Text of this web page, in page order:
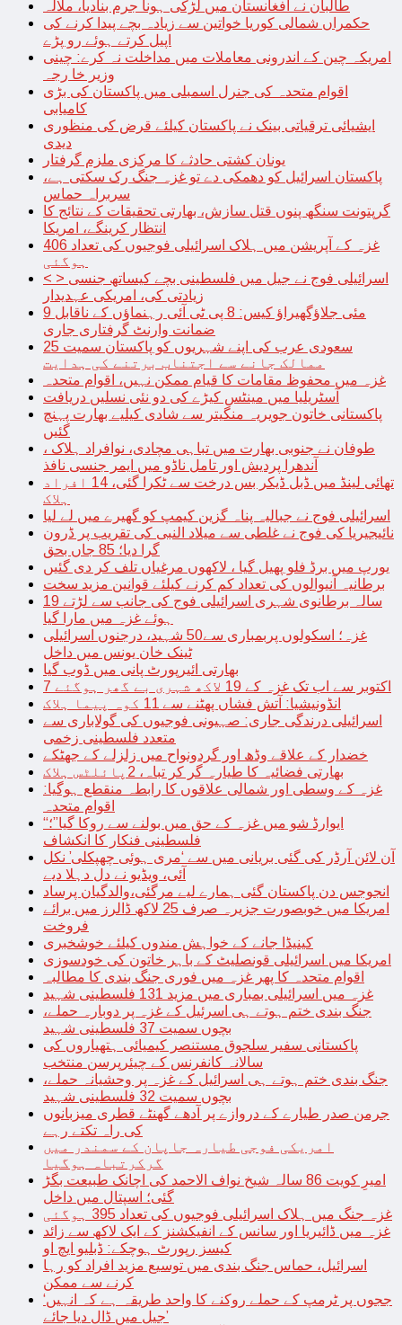
طالبان نے افغانستان میں لڑکی ہونا جرم بنادیا، ملالہ
حکمراں شمالی کوریا خواتین سے زیادہ بچے پیدا کرنے کی
اپیل کرتے ہوئے رو پڑے
امریکہ چین کے اندرونی معاملات میں مداخلت نہ کرے: چینی
وزیر خا رجہ
اقوام متحدہ کی جنرل اسمبلی میں پاکستان کی بڑی
کامیابی
ایشیائی ترقیاتی بینک نے پاکستان کیلئے قرض کی منظوری
دیدی
یونان کشتی حادثے کا مرکزی ملزم گرفتار
پاکستان اسرائیل کو دھمکی دے تو غزہ جنگ رک سکتی ہے،
سربراہ حماس
گرپتونت سنگھ پنوں قتل سازش، بھارتی تحقیقات کے نتائج کا
انتظار کرینگے، امریکا
غزہ کے آپریشن میں ہلاک اسرائیلی فوجیوں کی تعداد 406
ہوگئی
< > اسرائیلی فوج نے جیل میں فلسطینی بچے کیساتھ جنسی
زیادتی کی، امریکی عہدیدار
9 مئی جلاؤگھیراؤ کیس: 8 پی ٹی آئی رہنماؤں کے ناقابل
ضمانت وارنٹ گرفتاری جاری
سعودی عرب کی اپنے شہریوں کو پاکستان سمیت 25
ممالک جانے سے اجتناب برتنے کی ہدایت
غزہ میں محفوظ مقامات کا قیام ممکن نہیں، اقوام متحدہ
آسٹریلیا میں مینٹس کیڑے کی دو نئی نسلیں دریافت
پاکستانی خاتون جویریہ منگیتر سے شادی کیلیے بھارت پہنچ
گئیں
طوفان نے جنوبی بھارت میں تباہی مچادی، نوافراد ہلاک ،
آندھرا پردیش اور تامل ناڈو میں ایمر جنسی نافذ
تھائی لینڈ میں ڈبل ڈیکر بس درخت سے ٹکرا گئی، 14 افراد
ہلاک
اسرائیلی فوج نے جبالیہ پناہ گزین کیمپ کو گھیرے میں لے لیا
نائیجیریا کی فوج نے غلطی سے میلاد النبی کی تقریب پر ڈرون
گرا دیا؛ 85 جاں بحق
یورپ میں برڈ فلو پھیل گیا ، لاکھوں مرغیاں تلف کر دی گئیں
برطانیہ آنیوالوں کی تعداد کم کرنے کیلئے قوانین مزید سخت
19 سالہ برطانوی شہری اسرائیلی فوج کی جانب سے لڑتے
ہوئے غزہ میں مارا گیا
غزہ؛ اسکولوں پربمباری سے50 شہید، درجنوں اسرائیلی
ٹینک خان یونس میں داخل
بھارتی ائیرپورٹ پانی میں ڈوب گیا
7 اکتوبر سے اب تک غزہ کے 19 لاکھ شہری بے گھر ہوگئے
انڈونیشیا: آتش فشاں پھٹنے سے 11 کوہ پیما ہلاک
اسرائیلی درندگی جاری: صہیونی فوجیوں کی گولاباری سے
متعدد فلسطینی زخمی
خضدار کے علاقے وڈھ اور گردونواح میں زلزلے کے جھٹکے
بھارتی فضائیہ کا طیارہ گر کر تباہ، 2پائلٹس ہلاک
غزہ کے وسطی اور شمالی علاقوں کا رابطہ منقطع ہوگیا:
اقوام متحدہ
“ایوارڈ شو میں غزہ کے حق میں بولنے سے روکا گیا”؛
فلسطینی فنکار کا انکشاف
آن لائن آرڈر کی گئی بریانی میں سے ‘مری ہوئی چھپکلی’ نکل
آئی، ویڈیو نے دل دہلا دیے
انجوجس دن پاکستان گئی ہمارے لیے مرگئی،والدگیان پرساد
امریکا میں خوبصورت جزیرہ صرف 25 لاکھ ڈالرز میں برائے
فروخت
کینیڈا جانے کے خواہش مندوں کیلئے خوشخبری
امریکا میں اسرائیلی قونصلیٹ کے باہر خاتون کی خودسوزی
اقوام متحدہ کا پھر غزہ میں فوری جنگ بندی کا مطالبہ
غزہ میں اسرائیلی بمباری میں مزید 131 فلسطینی شہید
جنگ بندی ختم ہوتے ہی اسرئیل کے غزہ پر دوبارہ حملے،
بچوں سمیت 37 فلسطینی شہید
پاکستانی سفیر سلجوق مستنصر کیمیائی ہتھیاروں کی
سالانہ کانفرنس کے چیئرپرسن منتخب
جنگ بندی ختم ہوتے ہی اسرائیل کے غزہ پر وحشیانہ حملے،
بچوں سمیت 32 فلسطینی شہید
جرمن صدر طیارے کے دروازے پر آدھے گھنٹے قطری میزبانوں
کی راہ تکتے رہے
امریکی فوجی طیارہ جاپان کے سمندر میں
گرکرتباہ ہوگیا
امیرِ کویت 86 سالہ شیخ نواف الاحمد کی اچانک طبیعت بگڑ
گئی؛ اسپتال میں داخل
غزہ جنگ میں ہلاک اسرائیلی فوجیوں کی تعداد 395 ہوگئی
غزہ میں ڈائیریا اور سانس کے انفیکشنز کے ایک لاکھ سے زائد
کیسز رپورٹ ہوچکے: ڈبلیو ایچ او
اسرائیل، حماس جنگ بندی میں توسیع مزید افراد کو رہا
کرنے سے ممکن
‘ججوں پر ٹرمپ کے حملے روکنے کا واحد طریقہ ہے کہ انہیں
جیل میں ڈال دیا جائے’